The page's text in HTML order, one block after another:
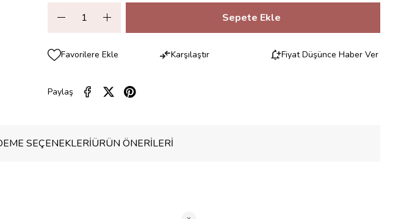
Favorilere Ekle Karşılaştır Fiyat Düşünce Haber Ver
Paylaş
SEÇENEKLERIÜRÜN ÖNERILERI